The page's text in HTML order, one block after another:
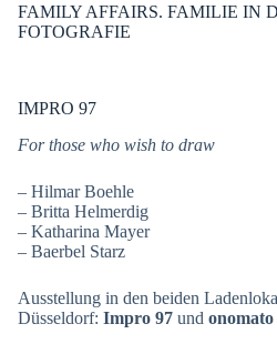
FAMILY AFFAIRS. FAMILIE IN
FOTOGRAFIE
IMPRO 97
For those who wish to draw
– Hilmar Boehle
– Britta Helmerdig
– Katharina Mayer
– Baerbel Starz
Ausstellung in den beiden
Düsseldorf: Impro 97 und